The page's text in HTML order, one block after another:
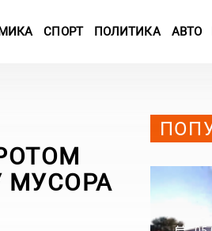
СПОРТ ПОЛИТИКА АВТО
МУСОРА